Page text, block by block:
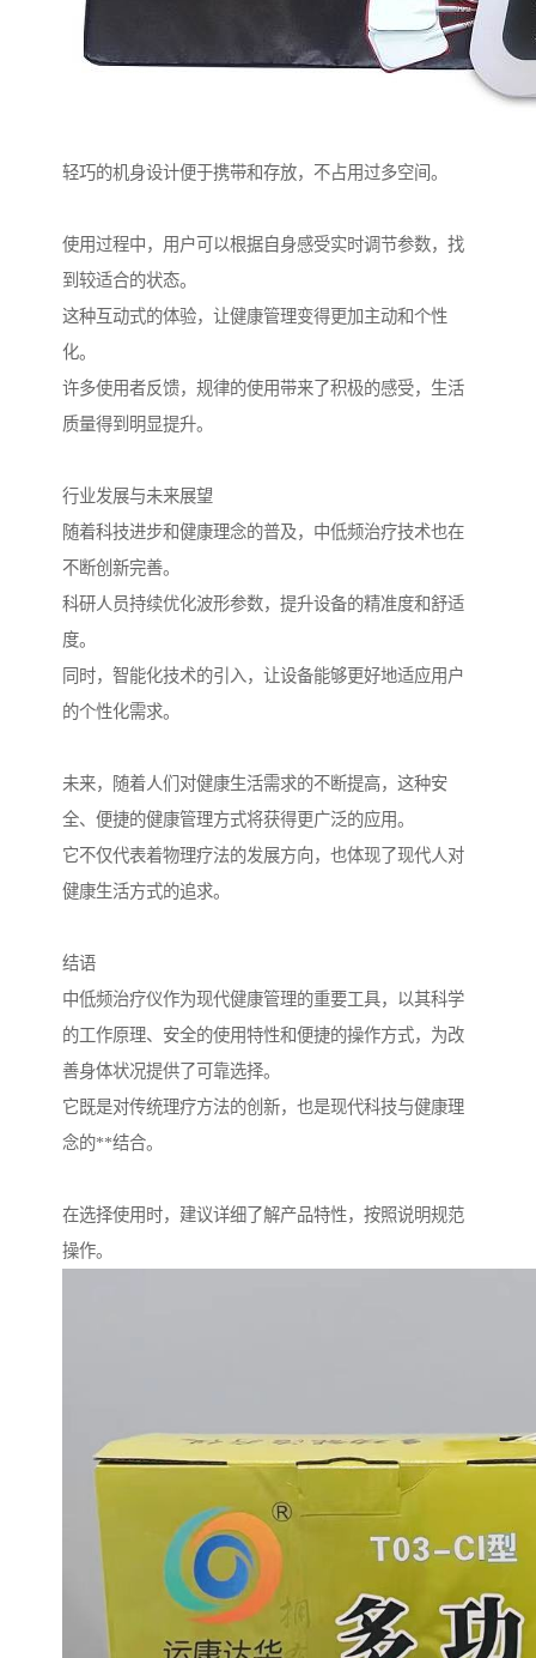
轻巧的机身设计便于携带和存放，不占用过多空间。
使用过程中，用户可以根据自身感受实时调节参数，找
到较适合的状态。
这种互动式的体验，让健康管理变得更加主动和个性
化。
许多使用者反馈，规律的使用带来了积极的感受，生活
质量得到明显提升。
行业发展与未来展望
随着科技进步和健康理念的普及，中低频治疗技术也在
不断创新完善。
科研人员持续优化波形参数，提升设备的精准度和舒适
度。
同时，智能化技术的引入，让设备能够更好地适应用户
的个性化需求。
未来，随着人们对健康生活需求的不断提高，这种安
全、便捷的健康管理方式将获得更广泛的应用。
它不仅代表着物理疗法的发展方向，也体现了现代人对
健康生活方式的追求。
结语
中低频治疗仪作为现代健康管理的重要工具，以其科学
的工作原理、安全的使用特性和便捷的操作方式，为改
善身体状况提供了可靠选择。
它既是对传统理疗方法的创新，也是现代科技与健康理
念的**结合。
在选择使用时，建议详细了解产品特性，按照说明规范
操作。